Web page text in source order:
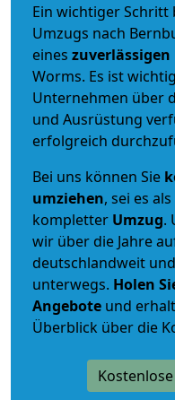
Ein wichtiger Schritt
Umzugs nach
eines zuverlässigen
Worms. Es ist
Unternehmen über
und Ausrüstung
erfolgreich
Bei uns können Sie
umziehen, sei es als
kompletter Umzug.
wir über die Jahre
deutschlandweit
unterwegs. Holen
Angebote und
Überblick über die